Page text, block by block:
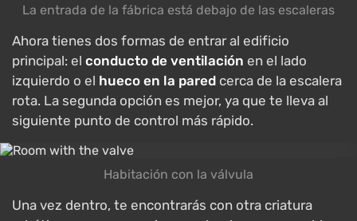
La entrada de la fábrica está debajo de las escaleras
Ahora tienes dos formas de entrar al edificio
principal: el conducto de ventilación en el lado
izquierdo o el hueco en la pared cerca de la escalera
rota. La segunda opción es mejor, ya que te lleva al
siguiente punto de control más rápido.
Habitación con la válvula
Una vez dentro, te encontrarás con otra criatura